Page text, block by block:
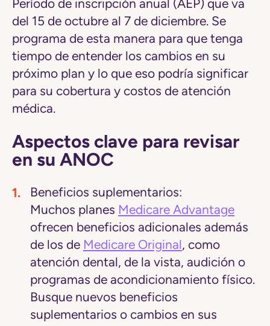
Período de inscripción anual (AEP) que va
del 15 de octubre al 7 de diciembre. Se
programa de esta manera para que tenga
tiempo de entender los cambios en su
próximo plan y lo que eso podría significar
para su cobertura y costos de atención
médica.
Aspectos clave para revisar
en su ANOC
Beneficios suplementarios:
Muchos planes Medicare Advantage
ofrecen beneficios adicionales además
de los de Medicare Original, como
atención dental, de la vista, audición o
programas de acondicionamiento físico.
Busque nuevos beneficios
suplementarios o cambios en sus